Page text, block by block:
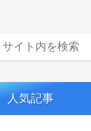
人気記事